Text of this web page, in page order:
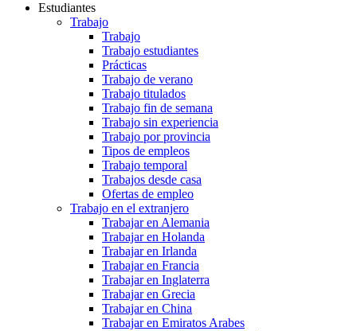
Estudiantes
Trabajo
Trabajo
Trabajo estudiantes
Prácticas
Trabajo de verano
Trabajo titulados
Trabajo fin de semana
Trabajo sin experiencia
Trabajo por provincia
Tipos de empleos
Trabajo temporal
Trabajos desde casa
Ofertas de empleo
Trabajo en el extranjero
Trabajar en Alemania
Trabajar en Holanda
Trabajar en Irlanda
Trabajar en Francia
Trabajar en Inglaterra
Trabajar en Grecia
Trabajar en China
Trabajar en Emiratos Arabes